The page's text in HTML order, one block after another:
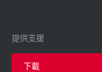
提供支援
下載